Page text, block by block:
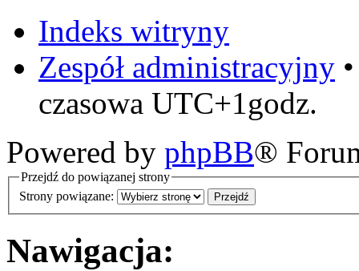
Indeks witryny
Zespół administracyjny
czasowa UTC+1godz.
Powered by phpBB®
Przejdź do powiązanej strony
Strony powiązane:
Nawigacja: